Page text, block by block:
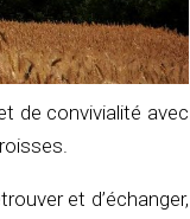
de convivialité avec
et d’échanger,